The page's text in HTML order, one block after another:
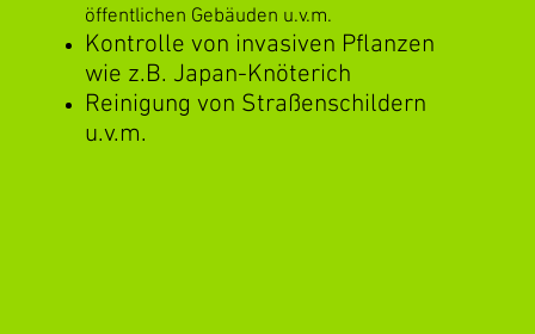
öffentlichen Gebäuden u.v.m.
Kontrolle von invasiven Pflanzen
wie z.B. Japan-Knöterich
Reinigung von Straßenschildern
u.v.m.